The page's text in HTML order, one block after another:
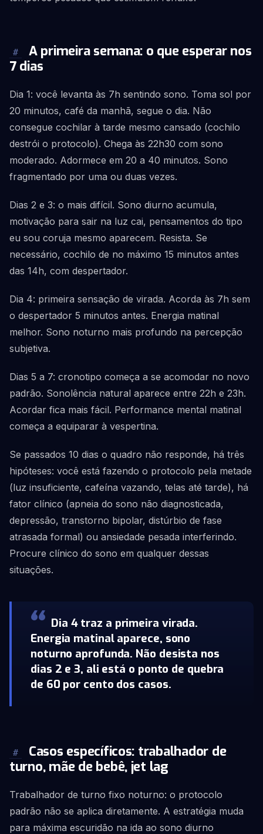
#
A primeira semana: o que esperar nos
7 dias
Dia 1: você levanta às 7h sentindo sono. Toma sol por
20 minutos, café da manhã, segue o dia. Não
consegue cochilar à tarde mesmo cansado (cochilo
destrói o protocolo). Chega às 22h30 com sono
moderado. Adormece em 20 a 40 minutos. Sono
fragmentado por uma ou duas vezes.
Dias 2 e 3: o mais difícil. Sono diurno acumula,
motivação para sair na luz cai, pensamentos do tipo
eu sou coruja mesmo aparecem. Resista. Se
necessário, cochilo de no máximo 15 minutos antes
das 14h, com despertador.
Dia 4: primeira sensação de virada. Acorda às 7h sem
o despertador 5 minutos antes. Energia matinal
melhor. Sono noturno mais profundo na percepção
subjetiva.
Dias 5 a 7: cronotipo começa a se acomodar no novo
padrão. Sonolência natural aparece entre 22h e 23h.
Acordar fica mais fácil. Performance mental matinal
começa a equiparar à vespertina.
Se passados 10 dias o quadro não responde, há três
hipóteses: você está fazendo o protocolo pela metade
(luz insuficiente, cafeína vazando, telas até tarde), há
fator clínico (apneia do sono não diagnosticada,
depressão, transtorno bipolar, distúrbio de fase
atrasada formal) ou ansiedade pesada interferindo.
Procure clínico do sono em qualquer dessas
situações.
Dia 4 traz a primeira virada.
Energia matinal aparece, sono
noturno aprofunda. Não desista nos
dias 2 e 3, ali está o ponto de quebra
de 60 por cento dos casos.
#
Casos específicos: trabalhador de
turno, mãe de bebê, jet lag
Trabalhador de turno fixo noturno: o protocolo
padrão não se aplica diretamente. A estratégia muda
para máxima escuridão na ida ao sono diurno